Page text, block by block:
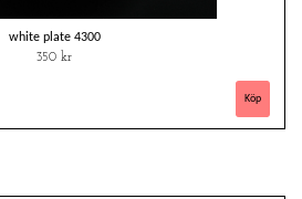
white plate 4300
350 kr